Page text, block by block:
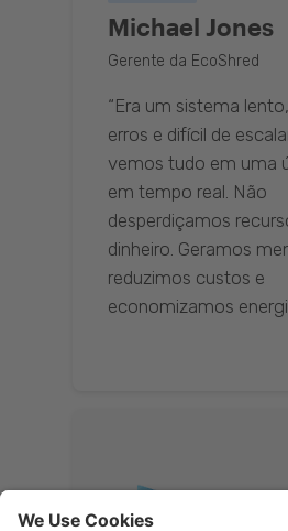
Michael Jones
Gerente da EcoShred
“Era um sistema
erros e difícil de
vemos tudo em uma
em tempo real. Não
desperdiçamos
dinheiro. Geramos
reduzimos custos e
economizamos